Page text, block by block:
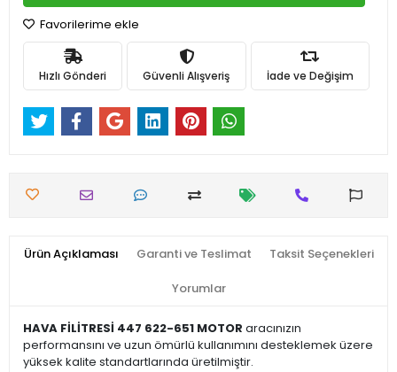
Favorilerime ekle
Hızlı Gönderi Güvenli Alışveriş İade ve Değişim
Ürün Açıklaması Garanti ve Teslimat Taksit Seçenekleri
Yorumlar
HAVA FİLİTRESİ 447 622-651 MOTOR aracınızın
performansını ve uzun ömürlü kullanımını desteklemek üzere
yüksek kalite standartlarında üretilmiştir.